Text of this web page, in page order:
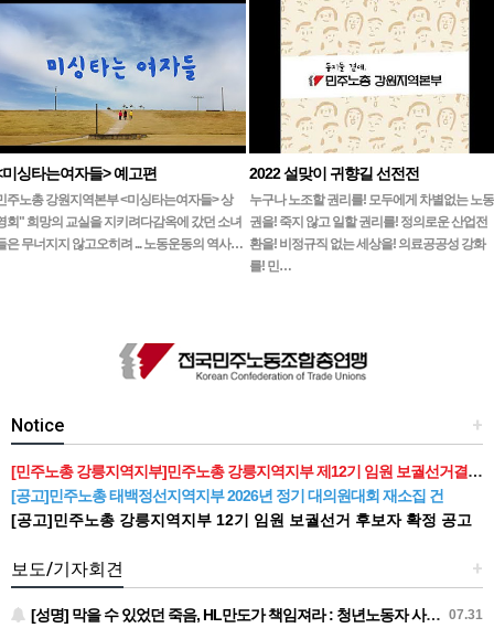
미싱타는여자들> 예고편
주노총 강원지역본부 <미싱타는여자들> 상
회" 희망의 교실을 지키려다감옥에 갔던 소녀
은 무너지지 않고오히려 ... 노동운동의 역사…
2022 설맞이 귀향길 선전전
누구나 노조할 권리를! 모두에게 차별없는 노동
권을! 죽지 않고 일할 권리를! 정의로운 산업전
환을! 비정규직 없는 세상을! 의료공공성 강화
를! 민…
+
Notice
[민주노총 강릉지역지부]민주노총 강릉지역지부 제12기 임원 보궐선거결과 공고
[공고]민주노총 태백정선지역지부 2026년 정기 대의원대회 재소집 건
[공고]민주노총 강릉지역지부 12기 임원 보궐선거 후보자 확정 공고
+
보도/기자회견
07.31
[성명] 막을 수 있었던 죽음, HL만도가 책임져라 : 청년노동자 사망사고의 철저한 진상규명과 재발방지 대책 마련하라